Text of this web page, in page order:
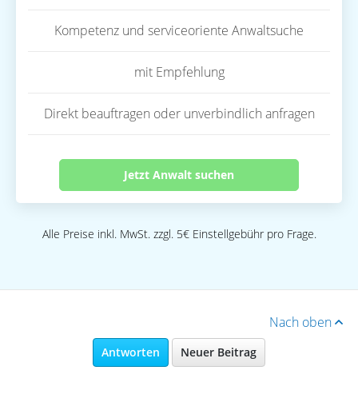
Kompetenz und serviceoriente Anwaltsuche
mit Empfehlung
Direkt beauftragen oder unverbindlich anfragen
Jetzt Anwalt suchen
Alle Preise inkl. MwSt. zzgl. 5€ Einstellgebühr pro Frage.
Nach oben
Antworten Neuer Beitrag